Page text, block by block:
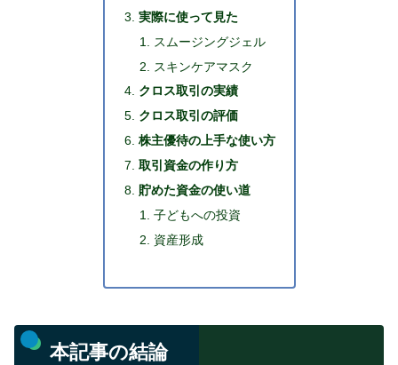
実際に使って見た
スムージングジェル
スキンケアマスク
クロス取引の実績
クロス取引の評価
株主優待の上手な使い方
取引資金の作り方
貯めた資金の使い道
子どもへの投資
資産形成
本記事の結論